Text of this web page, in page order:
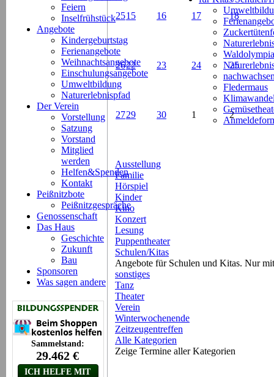
Fledermaus
Feiern
Inselfrühstück
Angebote
Kindergeburtstag
Ferienangebote
Weihnachtsangebote
Einschulungsangebote
Umweltbildung
Naturerlebnispfad
Der Verein
Vorstellung
Satzung
Vorstand
Mitglied
werden
Helfen&Spenden
Kontakt
Peißnitzbote
Peißnitzgespräche
Genossenschaft
Das Haus
Geschichte
Zukunft
Bau
Sponsoren
Was sagen andere
2515 16 17 18
2622 23 24 25
2729 30 1 2
Ausstellung
Familie
Hörspiel
Kinder
Kino
Konzert
Lesung
Puppentheater
Schulen/Kitas
Angebote für Schulen und Kitas. Nur
sonstiges
Tanz
Theater
Verein
Winterwochenende
Zeitzeugentreffen
Alle Kategorien
Zeige Termine aller Kategorien